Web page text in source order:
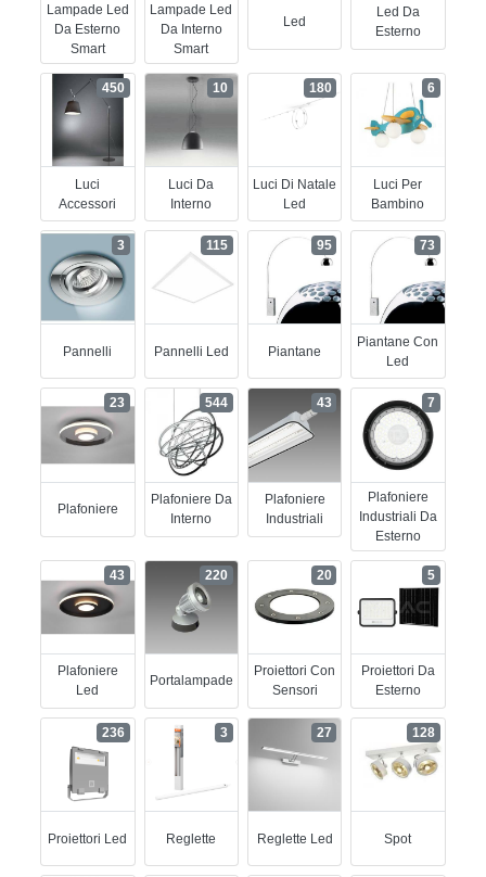
Lampade Led
Da Esterno
Smart
Lampade Led
Da Interno
Smart
Led
Led Da
Esterno
Luci
Accessori
450
Luci Da
Interno
10
Luci Di Natale
Led
180
Luci Per
Bambino
6
Pannelli
3
Pannelli Led
115
Piantane
95
Piantane Con
Led
73
Plafoniere
23
Plafoniere Da
Interno
544
Plafoniere
Industriali
43
Plafoniere
Industriali Da
Esterno
7
Plafoniere
Led
43
Portalampade
220
Proiettori Con
Sensori
20
Proiettori Da
Esterno
5
Proiettori Led
236
Reglette
3
Reglette Led
27
Spot
128